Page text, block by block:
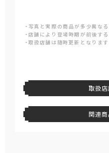
・写真と実際の商品が多少異な
・店舗により登場時期が前後す
・取扱店舗は随時更新となります
取扱
関連